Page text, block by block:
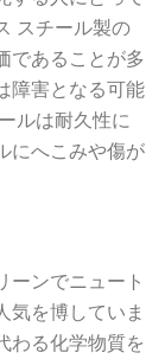
スチール製の
であることが多
障害となる可能
ルは耐久性に
にへこみや傷が
ーンでニュート
気を博していま
わる化学物質を